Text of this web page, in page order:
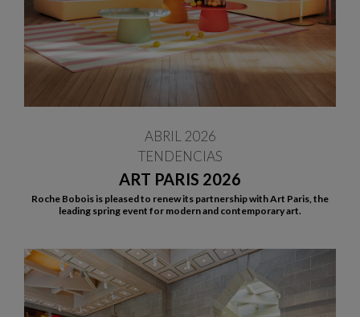
ART PARIS 2026
ABRIL 2026
TENDENCIAS
Roche Bobois is pleased to renew its partnership with Art Paris, the
leading spring event for modern and contemporary art.